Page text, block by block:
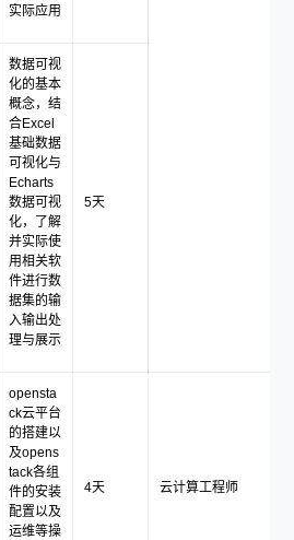
实际应用
数据可视
化的基本
概念，结
合Excel
基础数据
可视化与
Echarts
数据可视
化，了解
并实际使
用相关软
件进行数
据集的输
入输出处
理与展示
5天
opensta
ck云平台
的搭建以
及opens
tack各组
件的安装
配置以及
运维等操
4天 云计算工程师